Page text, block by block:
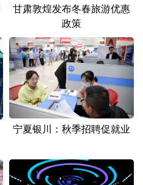
甘肃敦煌发布冬春旅游优惠
政策
宁夏银川：秋季招聘促就业